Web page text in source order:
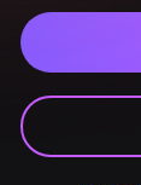
Remover
Remover
Mobile App